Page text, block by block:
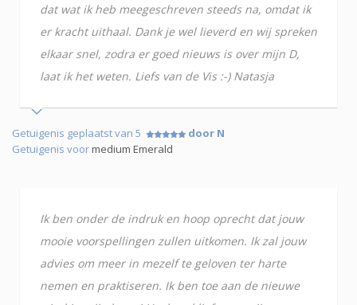
dat wat ik heb meegeschreven steeds na, omdat ik
er kracht uithaal. Dank je wel lieverd en wij spreken
elkaar snel, zodra er goed nieuws is over mijn D,
laat ik het weten. Liefs van de Vis :-) Natasja
Getuigenis geplaatst van 5
door N
Getuigenis voormedium Emerald
Ik ben onder de indruk en hoop oprecht dat jouw
mooie voorspellingen zullen uitkomen. Ik zal jouw
advies om meer in mezelf te geloven ter harte
nemen en praktiseren. Ik ben toe aan de nieuwe